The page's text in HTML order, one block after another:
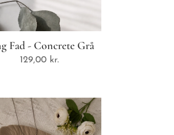
Fad - Concrete Grå
129,00kr.